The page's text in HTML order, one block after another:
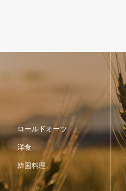
ロールドオーツ
洋食
韓国料理